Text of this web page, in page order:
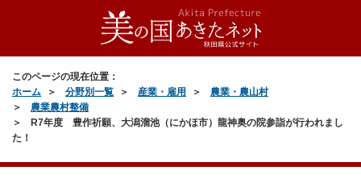
このページの現在位置：
ホーム
分野別一覧 産業・雇用
農業・農山村
農業農村整備
R7年度 豊作祈願、大潟溜池（にかほ市）龍神奥の院参詣が行われまし
た！